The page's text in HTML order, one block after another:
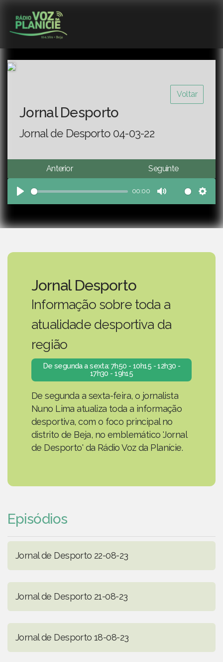
Voltar
Jornal Desporto
Jornal de Desporto 04-03-22
Anterior Seguinte
Play
00:00
Mute
Jornal Desporto
Informação sobre toda a
atualidade desportiva da
região
De segunda a sexta: 7h50 - 10h15 - 12h30 -
17h30 - 19h15
De segunda a sexta-feira, o jornalista
Nuno Lima atualiza toda a informação
desportiva, com o foco principal no
distrito de Beja, no emblemático 'Jornal
de Desporto' da Rádio Voz da Planície.
Episódios
Jornal de Desporto 22-08-23
Jornal de Desporto 21-08-23
Jornal de Desporto 18-08-23